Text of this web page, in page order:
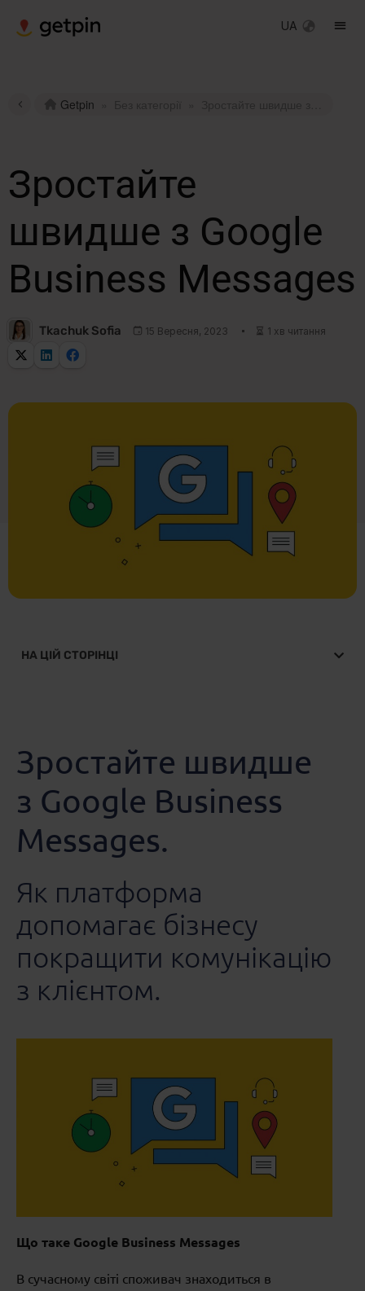
UA
Getpin
Зростайте
швидше з Google
Business Messages
Tkachuk Sofia 15 Вересня, 2023 1 хв читання
Зростайте швидше
з Google Business
Messages.
Як платформа
допомагає бізнесу
покращити комунікацію
з клієнтом.
Що таке Google Business Messages
В сучасному світі споживач знаходиться в
НА ЦІЙ СТОРІНЦІ